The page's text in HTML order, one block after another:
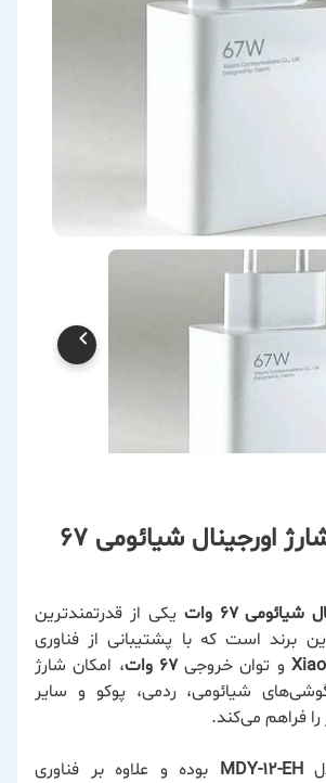
خرید کلگی شارژ اورجینال شیائومی 67
شیائومی 67 وات
یکی از قدرتمندترین
برند است که با پشتیبانی از فناوری
و توان خروجی67 وات
، امکان شارژ
شیائومی، ردمی، پوکو و سایر
فراهم می‌کند.
MDY-12-EH بوده و علاوه بر فناوری